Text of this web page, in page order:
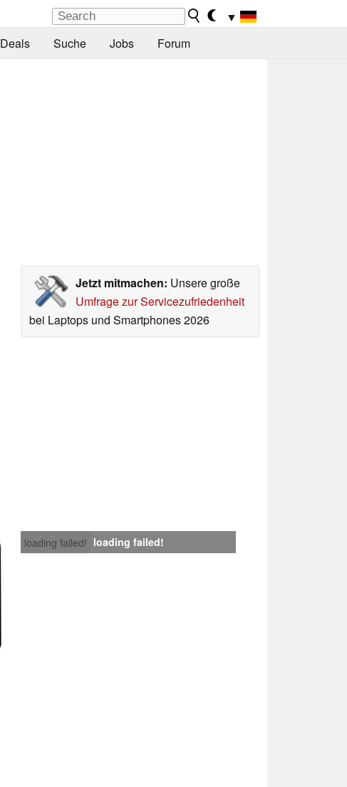
▼
Deals Suche Jobs Forum
Jetzt mitmachen: Unsere große
Umfrage zur Servicezufriedenheit
bei Laptops und Smartphones 2026
loading failed! loading failed!